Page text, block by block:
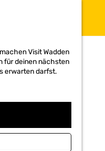
Visit Wadden
für deinen nächsten
erwarten darfst.